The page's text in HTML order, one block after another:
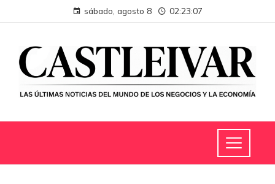
sábado, agosto 8 02:23:08